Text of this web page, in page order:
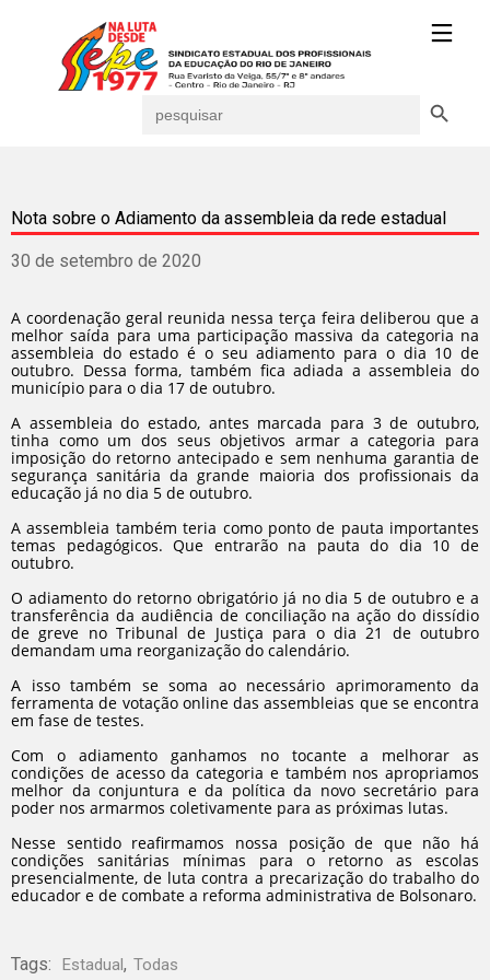
for:
Nota sobre o Adiamento da assembleia da rede estadual
30 de setembro de 2020
A coordenação geral reunida nessa terça feira deliberou que a
melhor saída para uma participação massiva da categoria na
assembleia do estado é o seu adiamento para o dia 10 de
outubro. Dessa forma, também fica adiada a assembleia do
município para o dia 17 de outubro.
A assembleia do estado, antes marcada para 3 de outubro,
tinha como um dos seus objetivos armar a categoria para
imposição do retorno antecipado e sem nenhuma garantia de
segurança sanitária da grande maioria dos profissionais da
educação já no dia 5 de outubro.
A assembleia também teria como ponto de pauta importantes
temas pedagógicos. Que entrarão na pauta do dia 10 de
outubro.
O adiamento do retorno obrigatório já no dia 5 de outubro e a
transferência da audiência de conciliação na ação do dissídio
de greve no Tribunal de Justiça para o dia 21 de outubro
demandam uma reorganização do calendário.
A isso também se soma ao necessário aprimoramento da
ferramenta de votação online das assembleias que se encontra
em fase de testes.
Com o adiamento ganhamos no tocante a melhorar as
condições de acesso da categoria e também nos apropriamos
melhor da conjuntura e da política da novo secretário para
poder nos armarmos coletivamente para as próximas lutas.
Nesse sentido reafirmamos nossa posição de que não há
condições sanitárias mínimas para o retorno as escolas
presencialmente, de luta contra a precarização do trabalho do
educador e de combate a reforma administrativa de Bolsonaro.
Tags: Estadual, Todas